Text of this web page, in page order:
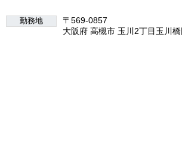
勤務地
〒569-0857
大阪府 高槻市 玉川2丁目玉川